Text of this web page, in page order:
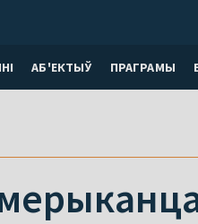
АБ'ЕКТЫЎ ПРАГРАМЫ